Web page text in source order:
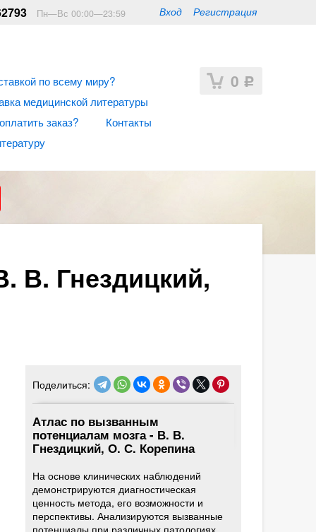
Вход Регистрация
Пн—Вс 00:00—23:59
0 Р
по всему миру?
медицинской литературы
заказ?
Контакты
В. Гнездицкий,
Поделиться:
Атлас по вызванным
потенциалам мозга - В. В.
Гнездицкий, О. С. Корепина
На основе клинических наблюдений
демонстрируются диагностическая
ценность метода, его возможности и
перспективы. Анализируются вызванные
потенциалы при различных патологиях